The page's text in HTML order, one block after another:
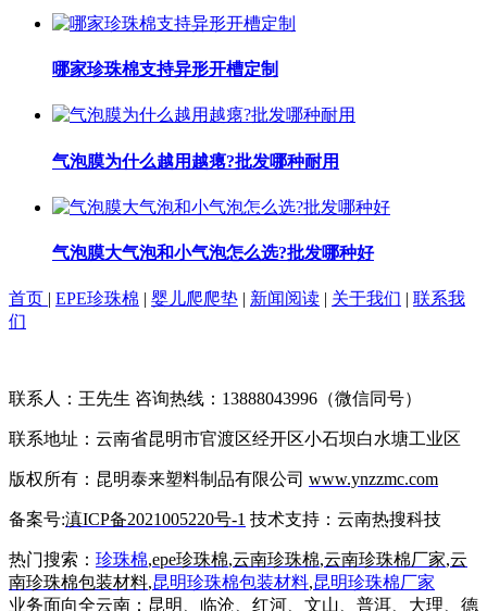
哪家珍珠棉支持异形开槽定制
气泡膜为什么越用越瘪?批发哪种耐用
气泡膜大气泡和小气泡怎么选?批发哪种好
首页 | EPE珍珠棉 | 婴儿爬爬垫 | 新闻阅读 | 关于我们 | 联系我
们
联系人：王先生 咨询热线：13888043996（微信同号）
联系地址：云南省昆明市官渡区经开区小石坝白水塘工业区
版权所有：昆明泰来塑料制品有限公司 www.ynzzmc.com
备案号:滇ICP备2021005220号-1 技术支持：云南热搜科技
热门搜索： 珍珠棉,epe珍珠棉,云南珍珠棉,云南珍珠棉厂家,云
南珍珠棉包装材料,昆明珍珠棉包装材料,昆明珍珠棉厂家
业务面向全云南：昆明、临沧、红河、文山、普洱、大理、德